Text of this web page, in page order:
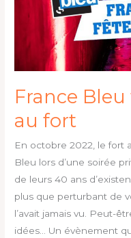
France Bleu
au fort
En octobre 2022, le fort
Bleu lors d’une soirée
de leurs 40 ans
plus que perturbant de
l’avait jamais vu. Peut-
idées… Un évènement
fort